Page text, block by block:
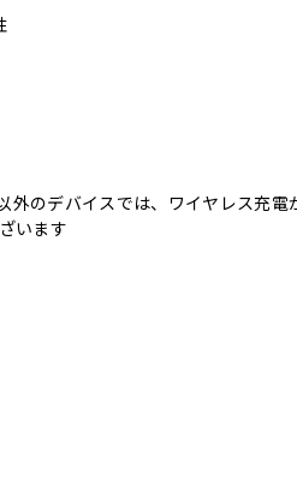
のデバイスでは、ワイヤレス充電
います